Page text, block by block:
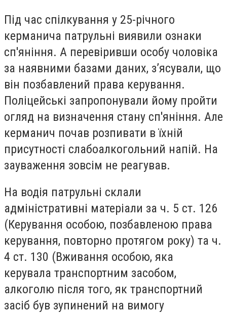
Під час спілкування у 25-річного
керманича патрульні виявили ознаки
сп'яніння. А перевіривши особу чоловіка
за наявними базами даних, з’ясували, що
він позбавлений права керування.
Поліцейські запропонували йому пройти
огляд на визначення стану сп'яніння. Але
керманич почав розпивати в їхній
присутності слабоалкогольний напій. На
зауваження зовсім не реагував.
На водія патрульні склали
адміністративні матеріали за ч. 5 ст. 126
(Керування особою, позбавленою права
керування, повторно протягом року) та ч.
4 ст. 130 (Вживання особою, яка
керувала транспортним засобом,
алкоголю після того, як транспортний
засіб був зупинений на вимогу